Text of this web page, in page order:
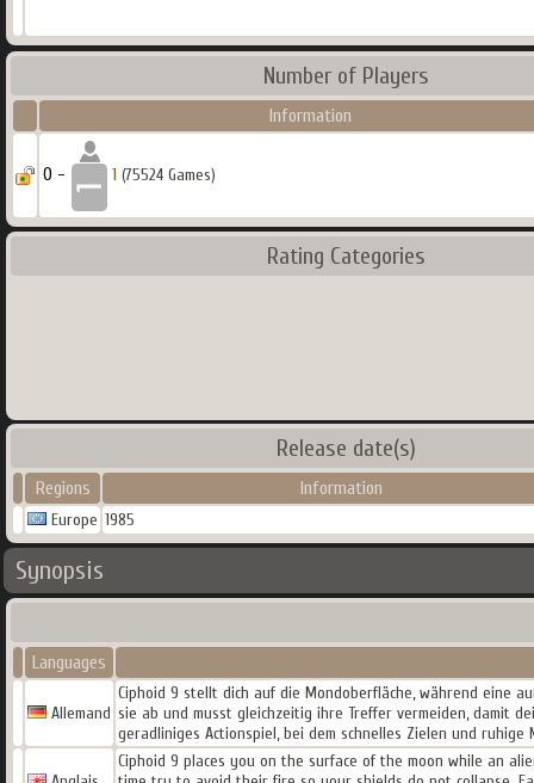
Number of Players
Information
0 - 1 (75524 Games)
Rating Categories
Release date(s)
Regions Information
Europe 1985
Synopsis
Languages
Allemand
Ciphoid 9 stellt dich auf die Mondoberfläche, während eine
sie ab und musst gleichzeitig ihre Treffer vermeiden, damit
geradliniges Actionspiel, bei dem schnelles Zielen und ruhige
Ciphoid 9 places you on the surface of the moon while an